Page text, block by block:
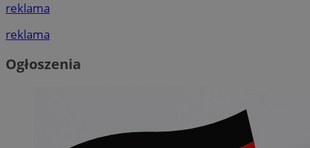
reklama
reklama
Ogłoszenia